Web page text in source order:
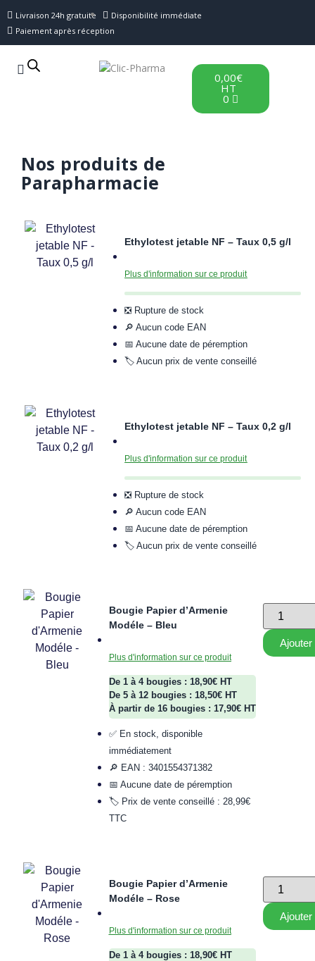
Livraison 24h gratuite
Disponibilité immédiate
Paiement après réception
0,00€
HT
0
Nos produits de
Parapharmacie
Ethylotest jetable NF – Taux 0,5 g/l
Plus d'information sur ce produit
❎ Rupture de stock
🔎 Aucun code EAN
📅 Aucune date de péremption
🏷️ Aucun prix de vente conseillé
Ethylotest jetable NF – Taux 0,2 g/l
Plus d'information sur ce produit
❎ Rupture de stock
🔎 Aucun code EAN
📅 Aucune date de péremption
🏷️ Aucun prix de vente conseillé
Bougie Papier d’Armenie
Modéle – Bleu
Plus d'information sur ce produit
De 1 à 4 bougies : 18,90€ HT
De 5 à 12 bougies : 18,50€ HT
À partir de 16 bougies : 17,90€ HT
✅ En stock, disponible
immédiatement
🔎 EAN : 3401554371382
📅 Aucune date de péremption
🏷️ Prix de vente conseillé : 28,99€
TTC
Ajouter
Bougie Papier d’Armenie
Modéle – Rose
Plus d'information sur ce produit
De 1 à 4 bougies : 18,90€ HT
Ajouter